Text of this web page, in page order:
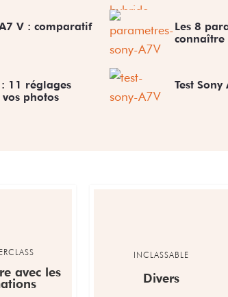
V : comparatif
Les 8
connaître
11 réglages
photos
Test
avec les
INCLASSABLE
Divers